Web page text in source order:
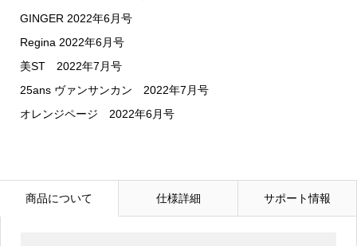
GINGER 2022年6月号
Regina 2022年6月号
美ST 2022年7月号
25ans ヴァンサンカン 2022年7月号
オレンジページ 2022年6月号
商品について 仕様詳細 サポート情報